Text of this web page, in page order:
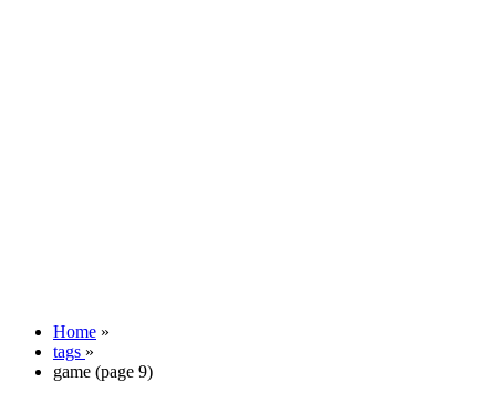
Home »
tags »
game (page 9)